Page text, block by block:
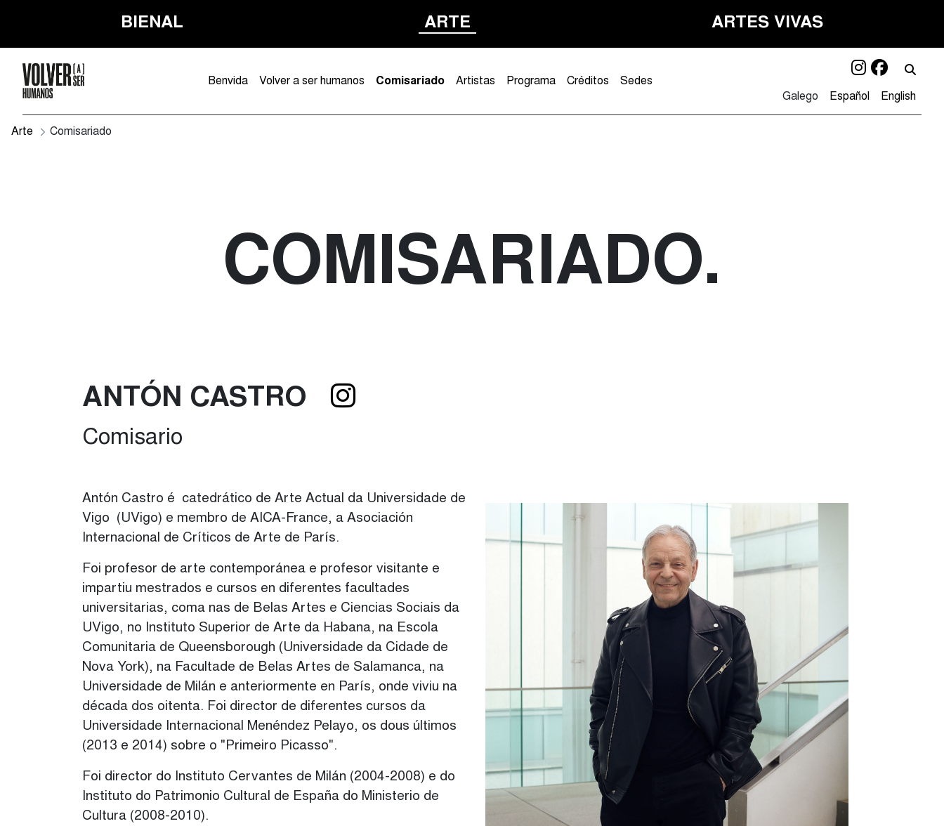
ARTES VIVAS
ARTE
BIENAL
Benvida Volver a ser humanos Comisariado Artistas Programa Créditos Sedes
Galego Español English
Arte Comisariado
COMISARIADO
ANTÓN CASTRO INSTAGRAM
Comisario
Antón Castro é catedrático de Arte Actual da Universidade de
Vigo (UVigo) e membro de AICA-France, a Asociación
Internacional de Críticos de Arte de París.
Foi profesor de arte contemporánea e profesor visitante e
impartiu mestrados e cursos en diferentes facultades
universitarias, coma nas de Belas Artes e Ciencias Sociais da
UVigo, no Instituto Superior de Arte da Habana, na Escola
Comunitaria de Queensborough (Universidade da Cidade de
Nova York), na Facultade de Belas Artes de Salamanca, na
Universidade de Milán e anteriormente en París, onde viviu na
década dos oitenta. Foi director de diferentes cursos da
Universidade Internacional Menéndez Pelayo, os dous últimos
(2013 e 2014) sobre o "Primeiro Picasso".
Foi director do Instituto Cervantes de Milán (2004-2008) e do
Instituto do Patrimonio Cultural de España do Ministerio de
Cultura (2008-2010).